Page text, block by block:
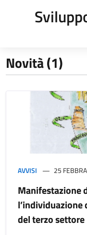
Novità (1)
AVVISI 25
Manifestazione
del terzo settore